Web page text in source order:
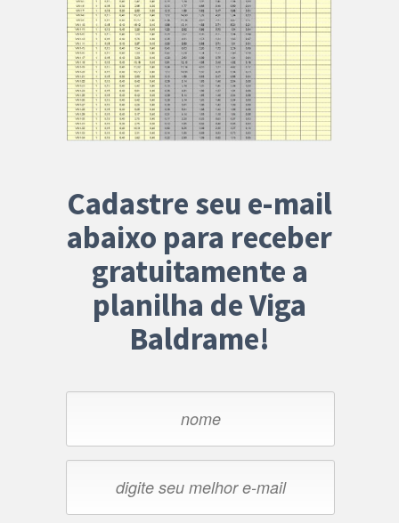
Cadastre seu e-mail
abaixo para receber
gratuitamente a
planilha de Viga
Baldrame!